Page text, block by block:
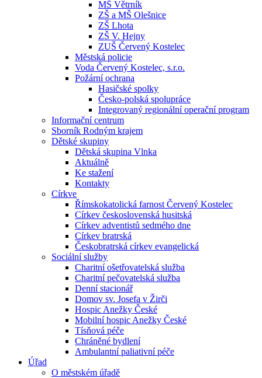
MŠ Větrník
ZŠ a MŠ Olešnice
ZŠ Lhota
ZŠ V. Hejny
ZUŠ Červený Kostelec
Městská policie
Voda Červený Kostelec, s.r.o.
Požární ochrana
Hasičské spolky
Česko-polská spolupráce
Integrovaný regionální operační program
Informační centrum
Sborník Rodným krajem
Dětské skupiny
Dětská skupina Vlnka
Aktuálně
Ke stažení
Kontakty
Církve
Římskokatolická farnost Červený Kostelec
Církev československá husitská
Církev adventistů sedmého dne
Církev bratrská
Českobratrská církev evangelická
Sociální služby
Charitní ošetřovatelská služba
Charitní pečovatelská služba
Denní stacionář
Domov sv. Josefa v Žirči
Hospic Anežky České
Mobilní hospic Anežky České
Tísňová péče
Chráněné bydlení
Ambulantní paliativní péče
Úřad
O městském úřadě